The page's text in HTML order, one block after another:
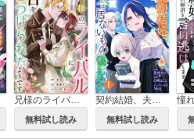
兄様のライバルに目をつけられたようです【合本版】
無料試し読み
契約結婚、夫は居ないものとして扱っていいそうです【合本版】
無料試し読み